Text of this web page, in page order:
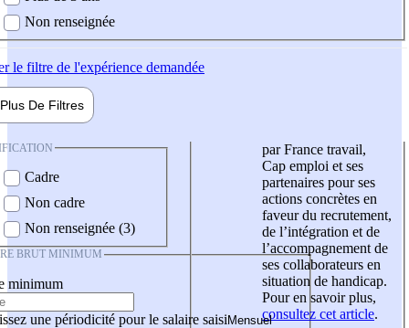
Non renseignée
le filtre de l'expérience demandée
Plus De Filtres
Cadre
Non cadre
Non renseignée (3)
BRUT MINIMUM
minimum
une périodicité pour le salaire saisi
par France travail,
Cap emploi et ses
partenaires pour ses
actions concrètes en
faveur du recrutement,
de l’intégration et de
l’accompagnement de
ses collaborateurs en
situation de handicap.
Pour en savoir plus,
consultez cet article.